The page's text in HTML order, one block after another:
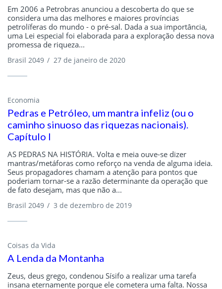
Em 2006 a Petrobras anunciou a descoberta do que se
considera uma das melhores e maiores províncias
petrolíferas do mundo - o pré-sal. Dada a sua importância,
uma Lei especial foi elaborada para a exploração dessa nova
promessa de riqueza...
Brasil 2049 / 27 de janeiro de 2020
Economia
Pedras e Petróleo, um mantra infeliz (ou o
caminho sinuoso das riquezas nacionais).
Capítulo I
AS PEDRAS NA HISTÓRIA. Volta e meia ouve-se dizer
mantras/metáforas como reforço na venda de alguma ideia.
Seus propagadores chamam a atenção para pontos que
poderiam tornar-se a razão determinante da operação que
de fato desejam, mas que não a...
Brasil 2049 / 3 de dezembro de 2019
Coisas da Vida
A Lenda da Montanha
Zeus, deus grego, condenou Sísifo a realizar uma tarefa
insana eternamente porque ele cometera uma falta. Nossa